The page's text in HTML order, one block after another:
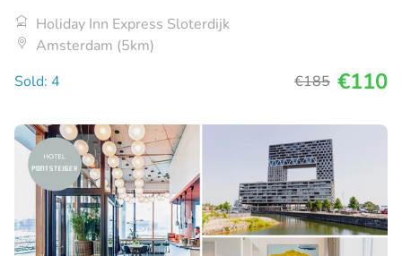
Holiday Inn Express Sloterdijk
Amsterdam (5km)
Sold: 4
€185 €110